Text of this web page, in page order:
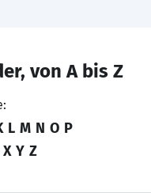
von A bis Z
L M N O P
X Y Z